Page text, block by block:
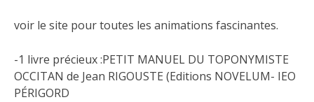
voir le site pour toutes les animations fascinantes.
-1 livre précieux :PETIT MANUEL DU TOPONYMISTE
OCCITAN de Jean RIGOUSTE (Editions NOVELUM- IEO
PÉRIGORD